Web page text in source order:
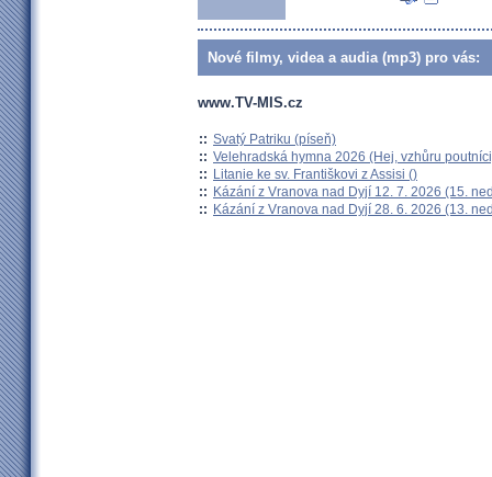
Nové filmy, videa a audia (mp3) pro vás:
www.TV-MIS.cz
:: Svatý Patriku (píseň)
:: Velehradská hymna 2026 (Hej, vzhůru
:: Litanie ke sv. Františkovi z Assisi ()
:: Kázání z Vranova nad Dyjí 12. 7. 2026 (15.
:: Kázání z Vranova nad Dyjí 28. 6. 2026 (13.